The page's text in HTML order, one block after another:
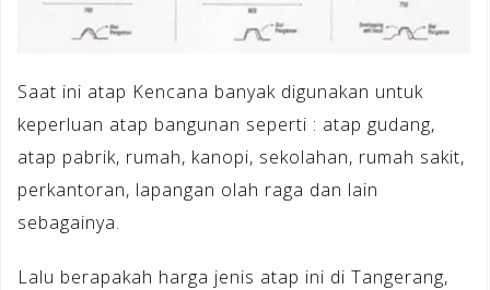
Saat ini atap Kencana banyak digunakan untuk
keperluan atap bangunan seperti : atap gudang,
atap pabrik, rumah, kanopi, sekolahan, rumah sakit,
perkantoran, lapangan olah raga dan lain
sebagainya.
Lalu berapakah harga jenis atap ini di Tangerang,